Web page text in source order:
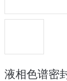
液相色谱密